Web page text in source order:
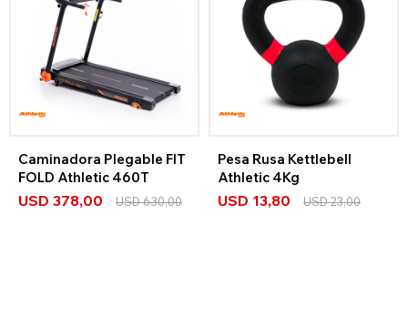
Caminadora Plegable FIT
FOLD Athletic 460T
USD 378,00 USD630,00
Pesa Rusa Kettlebell
Athletic 4Kg
USD 13,80 USD23,00